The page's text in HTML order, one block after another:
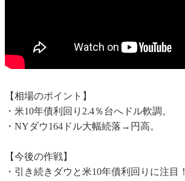
【相場のポイント】
・米10年債利回り2.4％台へドル軟調。
・NYダウ164ドル大幅続落→円高。
【今後の作戦】
・引き続きダウと米10年債利回りに注目！